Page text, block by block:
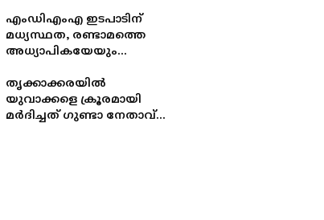
എംഡിഎംഎ ഇടപാടിന്
മധ്യസ്ഥത, രണ്ടാമത്തെ
അധ്യാപികയേയും
ലഹരിമരുന്ന്
സംഘവുമായി നേരിട്ട്
ബന്ധമെന്ന് സംശയം
തൃക്കാക്കരയിൽ
യുവാക്കളെ ക്രൂരമായി
മർദിച്ചത് ഗുണ്ടാ നേതാവ്